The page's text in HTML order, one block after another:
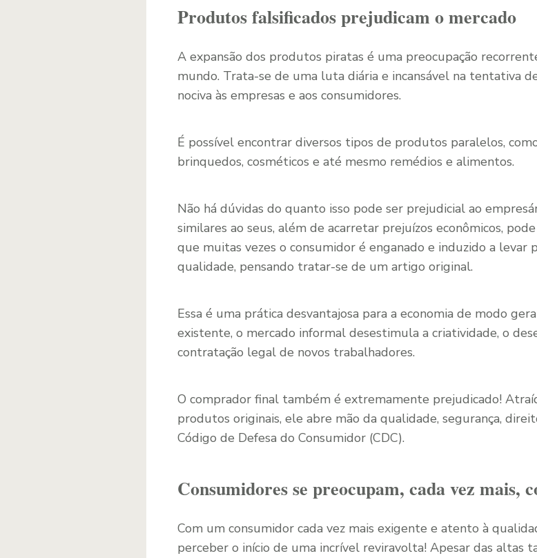
Produtos falsificados prejudicam o mercado
A expansão dos produtos piratas é uma preocupação
mundo. Trata-se de uma luta diária e incansável na tentativa
nociva às empresas e aos consumidores.
É possível encontrar diversos tipos de produtos paralelos,
brinquedos, cosméticos e até mesmo remédios e alimentos.
Não há dúvidas do quanto isso pode ser prejudicial ao
similares ao seus, além de acarretar prejuízos econômicos,
que muitas vezes o consumidor é enganado e induzido a levar
qualidade, pensando tratar-se de um artigo original.
Essa é uma prática desvantajosa para a economia de modo
existente, o mercado informal desestimula a criatividade, o
contratação legal de novos trabalhadores.
O comprador final também é extremamente prejudicado!
produtos originais, ele abre mão da qualidade, segurança,
Código de Defesa do Consumidor (CDC).
Consumidores se preocupam, cada vez mais,
Com um consumidor cada vez mais exigente e atento à
perceber o início de uma incrível reviravolta! Apesar das altas